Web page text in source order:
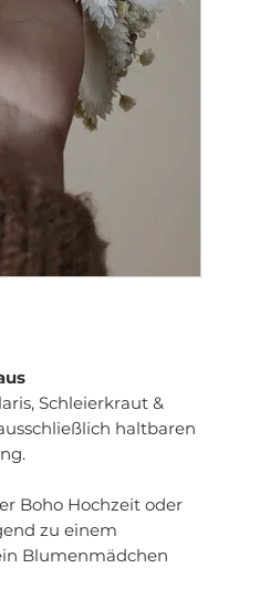
Schleierkraut &
haltbaren
Boho Hochzeit oder
zu einem
Blumenmädchen